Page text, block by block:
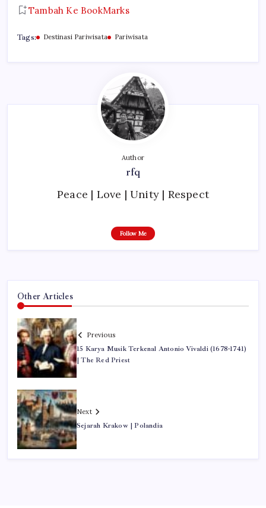
Tambah Ke BookMarks
Tags: Destinasi Pariwisata Pariwisata
Author
rfq
Peace | Love | Unity | Respect
Follow Me
Other Articles
Previous
15 Karya Musik Terkenal Antonio Vivaldi (1678-1741)
| The Red Priest
Next
Sejarah Krakow | Polandia